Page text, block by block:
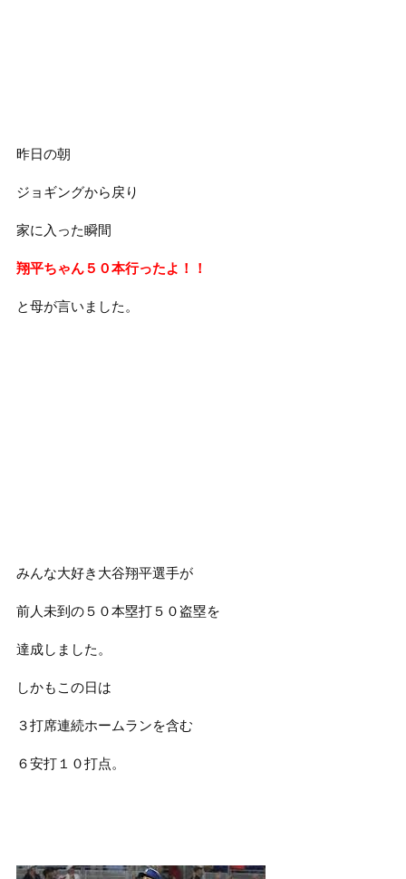
昨日の朝
ジョギングから戻り
家に入った瞬間
翔平ちゃん５０本行ったよ！！
と母が言いました。
みんな大好き大谷翔平選手が
前人未到の５０本塁打５０盗塁を
達成しました。
しかもこの日は
３打席連続ホームランを含む
６安打１０打点。